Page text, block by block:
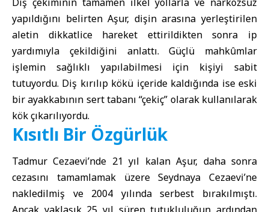
yapıldığını belirten Aşur, dişin arasına yerleştirilen
aletin dikkatlice hareket ettirildikten sonra ip
yardımıyla çekildiğini anlattı. Güçlü mahkûmlar
işlemin sağlıklı yapılabilmesi için kişiyi sabit
tutuyordu. Diş kırılıp kökü içeride kaldığında ise eski
bir ayakkabının sert tabanı “çekiç” olarak kullanılarak
kök çıkarılıyordu.
Kısıtlı Bir Özgürlük
Tadmur Cezaevi’nde 21 yıl kalan Aşur, daha sonra
cezasını tamamlamak üzere Seydnaya Cezaevi’ne
nakledilmiş ve 2004 yılında serbest bırakılmıştı.